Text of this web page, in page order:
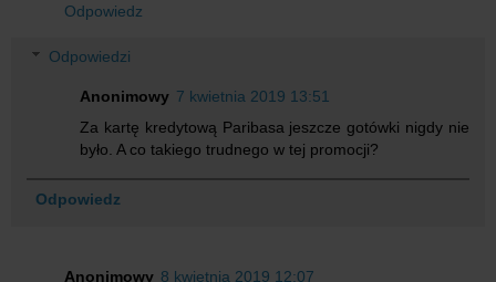
Odpowiedz
Odpowiedzi
Anonimowy 7 kwietnia 2019 13:51
Za kartę kredytową Paribasa jeszcze gotówki nigdy nie
było. A co takiego trudnego w tej promocji?
Odpowiedz
Anonimowy 8 kwietnia 2019 12:07